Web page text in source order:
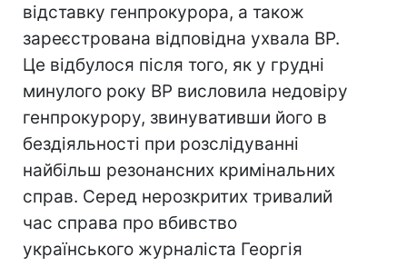
відставку генпрокурора, а також
зареєстрована відповідна ухвала ВР.
Це відбулося після того, як у грудні
минулого року ВР висловила недовіру
генпрокурору, звинувативши його в
бездіяльності при розслідуванні
найбільш резонансних кримінальних
справ. Серед нерозкритих тривалий
час справа про вбивство
українського журналіста Георгія